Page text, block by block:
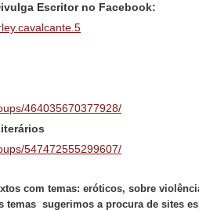
Escritor no Facebook:
464035670377928/
547472555299607/
com temas: eróticos, sobre
temas sugerimos a procura de sites